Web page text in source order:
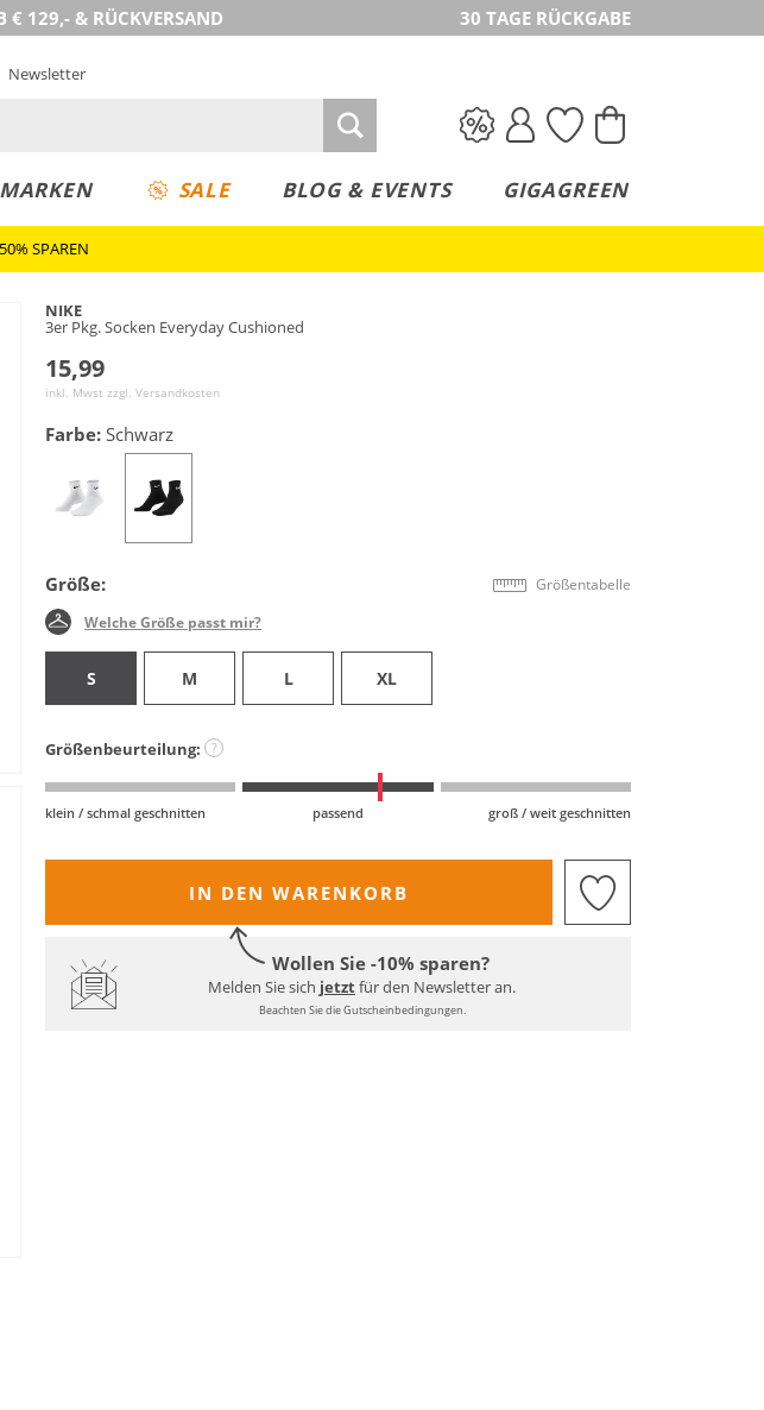
€ 129,- & RÜCKVERSAND 30 TAGE RÜCKGABE
Newsletter
MARKEN SALE BLOG & EVENTS GIGAGREEN
SPAREN
NIKE
3er Pkg. Socken Everyday Cushioned
15,99
inkl. Mwst zzgl. Versandkosten
Farbe: Schwarz
Größe: Größentabelle
Welche Größe passt mir?
S M L XL
Größenbeurteilung: ?
klein / schmal geschnitten passend groß / weit geschnitten
IN DEN WARENKORB
Wollen Sie -10% sparen?
Melden Sie sich jetztfür den Newsletter an.
Beachten Sie die Gutscheinbedingungen.